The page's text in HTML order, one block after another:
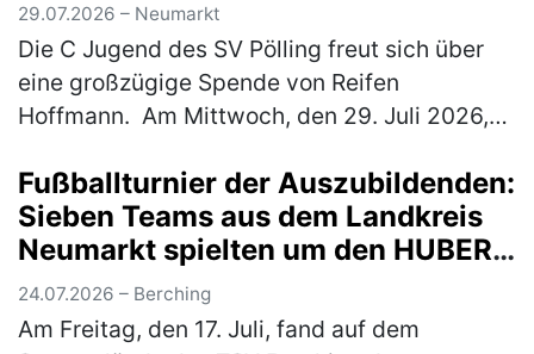
29.07.2026 – Neumarkt
Die C Jugend des SV Pölling freut sich über
eine großzügige Spende von Reifen
Hoffmann. Am Mittwoch, den 29. Juli 2026,
Mannschaft übergeben. Der SV Pölling
bedank…(mehr)
Fußballturnier der Auszubildenden:
Sieben Teams aus dem Landkreis
Neumarkt spielten um den HUBER
Azubi-Cup
24.07.2026 – Berching
Am Freitag, den 17. Juli, fand auf dem